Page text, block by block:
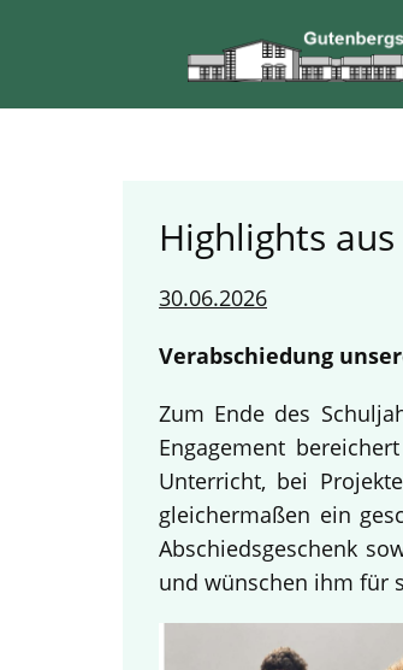
Highlights
30.06.2026
Verabschiedung
Zum Ende des
Engagement
Unterricht, bei
gleichermaßen ein
Abschiedsgeschenk
und wünschen ihm für